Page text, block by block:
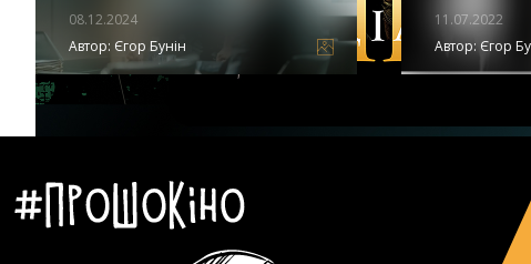
08.12.2024
Автор: Єгор Бунін
11.07.2022
Автор:Єгор